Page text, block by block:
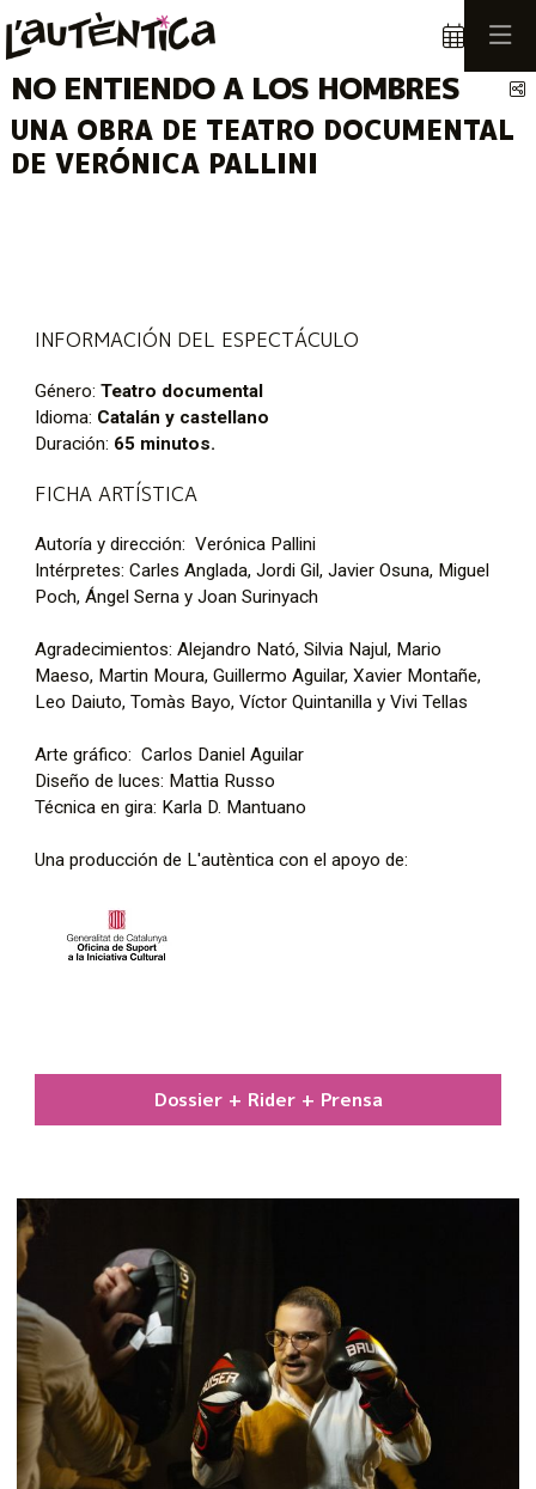
NO ENTIENDO A LOS HOMBRES
UNA OBRA DE TEATRO DOCUMENTAL
DE VERÓNICA PALLINI
INFORMACIÓN DEL ESPECTÁCULO
Género:Teatro documental
Idioma: Catalán y castellano
Duración: 65 minutos.
FICHA ARTÍSTICA
Autoría y dirección: Verónica Pallini
Intérpretes: Carles Anglada, Jordi Gil, Javier Osuna, Miguel
Poch, Ángel Serna y Joan Surinyach
Agradecimientos: Alejandro Nató, Silvia Najul, Mario
Maeso, Martin Moura, Guillermo Aguilar, Xavier Montañe,
Leo Daiuto, Tomàs Bayo, Víctor Quintanilla y Vivi Tellas
Arte gráfico: Carlos Daniel Aguilar
Diseño de luces: Mattia Russo
Técnica en gira: Karla D. Mantuano
Una producción de L'autèntica con el apoyo de:
Dossier + Rider + Prensa